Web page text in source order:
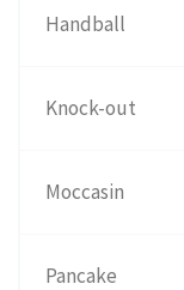
Handball
Knock-out
Moccasin
Pancake